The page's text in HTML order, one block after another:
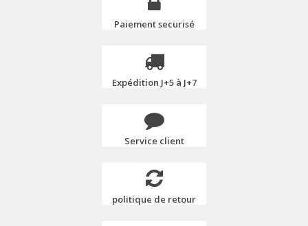
Paiement securisé
Expédition J+5 à J+7
Service client
politique de retour